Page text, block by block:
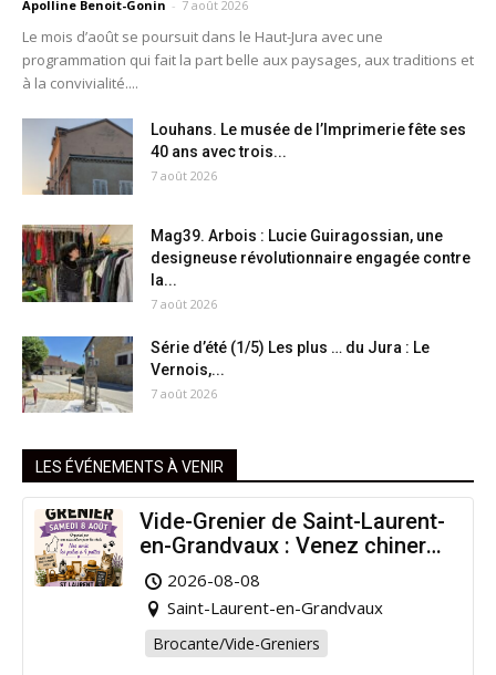
Apolline Benoit-Gonin - 7 août 2026
Le mois d’août se poursuit dans le Haut-Jura avec une
programmation qui fait la part belle aux paysages, aux traditions et
à la convivialité....
Louhans. Le musée de l’Imprimerie fête ses
40 ans avec trois...
7 août 2026
Mag39. Arbois : Lucie Guiragossian, une
designeuse révolutionnaire engagée contre
la...
7 août 2026
Série d’été (1/5) Les plus … du Jura : Le
Vernois,...
7 août 2026
LES ÉVÉNEMENTS À VENIR
Vide-Grenier de Saint-Laurent-
en-Grandvaux : Venez chiner
pour la bonne cause !
2026-08-08
Saint-Laurent-en-Grandvaux
Brocante/Vide-Greniers